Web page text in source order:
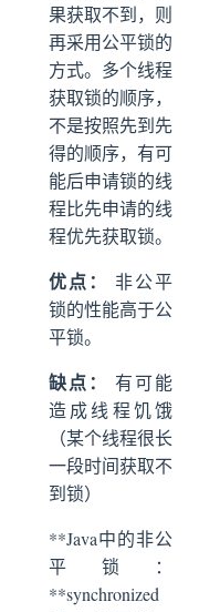
果获取不到，则
再采用公平锁的
方式。多个线程
获取锁的顺序，
不是按照先到先
得的顺序，有可
能后申请锁的线
程比先申请的线
程优先获取锁。
优点：
非公平
锁的性能高于公
平锁。
缺点：
有可能
造成线程饥饿
（某个线程很长
一段时间获取不
到锁）
**Java中的非公
平锁：
**synchronized